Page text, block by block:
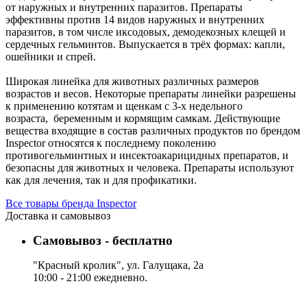
от наружных и внутренних паразитов. Препараты
эффективны против 14 видов наружных и внутренних
паразитов, в том числе иксодовых, демодекозных клещей и
сердечных гельминтов. Выпускается в трёх формах: капли,
ошейники и спрей.
Широкая линейка для животных различных размеров
возрастов и весов. Некоторые препараты линейки разрешены
к применению котятам и щенкам с 3-х недельного
возраста, беременным и кормящим самкам. Действующие
вещества входящие в состав различных продуктов по брендом
Inspector относятся к последнему поколению
противогельминтных и инсектоакарицидных препаратов, и
безопасны для животных и человека. Препараты используют
как для лечения, так и для профикатики.
Все товары бренда Inspector
Доставка и самовывоз
Самовывоз - бесплатно
"Красный кролик", ул. Галущака, 2а
10:00 - 21:00 ежедневно.